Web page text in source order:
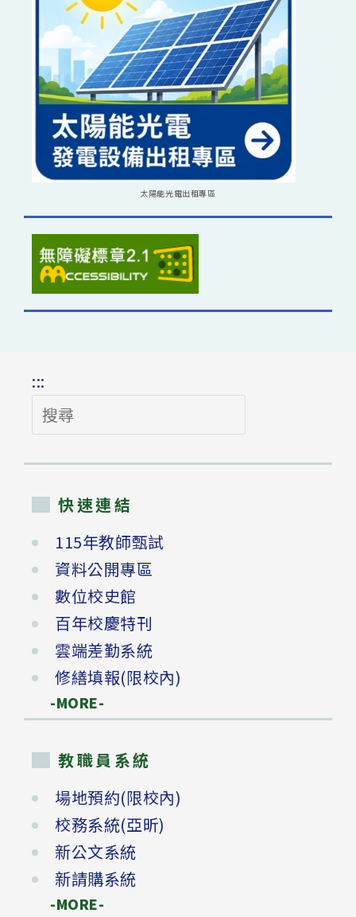
太陽能光電出租專區
:::
搜
尋
快速連結
115年教師甄試
資料公開專區
數位校史館
百年校慶特刊
雲端差勤系統
修繕填報(限校內)
-MORE-
教職員系統
場地預約(限校內)
校務系統(亞昕)
新公文系統
新請購系統
-MORE-